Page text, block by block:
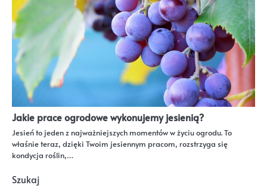
Jakie prace ogrodowe wykonujemy jesienią?
Jesień to jeden z najważniejszych momentów w życiu ogrodu. To
właśnie teraz, dzięki Twoim jesiennym pracom, rozstrzyga się
kondycja roślin,…
Szukaj